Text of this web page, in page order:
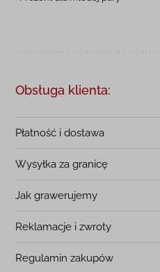
Obsługa klienta:
Płatność i dostawa
Wysyłka za granicę
Jak grawerujemy
Reklamacje i zwroty
Regulamin zakupów